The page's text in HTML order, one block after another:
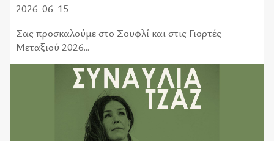
2026-06-15
Σας προσκαλούμε στο Σουφλί και στις Γιορτές
Μεταξιού 2026...